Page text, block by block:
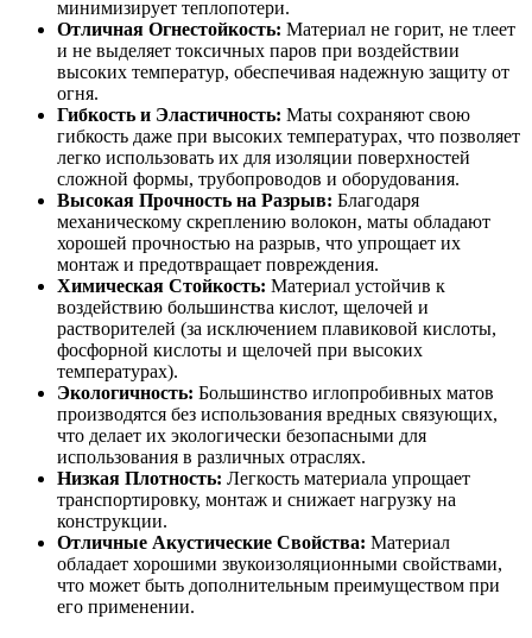
минимизирует теплопотери.
Отличная Огнестойкость: Материал не горит, не тлеет
и не выделяет токсичных паров при воздействии
высоких температур, обеспечивая надежную защиту от
огня.
Гибкость и Эластичность: Маты сохраняют свою
гибкость даже при высоких температурах, что позволяет
легко использовать их для изоляции поверхностей
сложной формы, трубопроводов и оборудования.
Высокая Прочность на Разрыв: Благодаря
механическому скреплению волокон, маты обладают
хорошей прочностью на разрыв, что упрощает их
монтаж и предотвращает повреждения.
Химическая Стойкость: Материал устойчив к
воздействию большинства кислот, щелочей и
растворителей (за исключением плавиковой кислоты,
фосфорной кислоты и щелочей при высоких
температурах).
Экологичность: Большинство иглопробивных матов
производятся без использования вредных связующих,
что делает их экологически безопасными для
использования в различных отраслях.
Низкая Плотность: Легкость материала упрощает
транспортировку, монтаж и снижает нагрузку на
конструкции.
Отличные Акустические Свойства: Материал
обладает хорошими звукоизоляционными свойствами,
что может быть дополнительным преимуществом при
его применении.